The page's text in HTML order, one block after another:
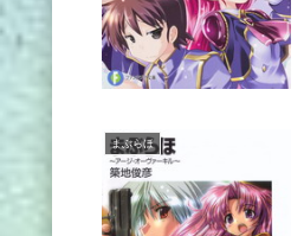
まぶらほ